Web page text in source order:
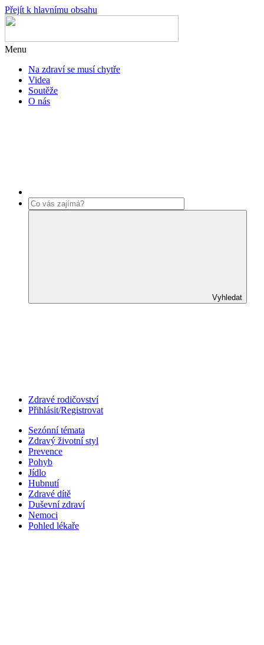
Přejít k hlavnímu obsahu
Menu
Na zdraví se musí chytře
Videa
Soutěže
O nás
Vyhledat
Zdravé rodičovství
Přihlásit/Registrovat
Sezónní témata
Zdravý životní styl
Prevence
Pohyb
Jídlo
Hubnutí
Zdravé dítě
Duševní zdraví
Nemoci
Pohled lékaře